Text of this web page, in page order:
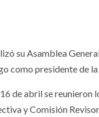
su Asamblea
como presidente de la
de abril se reunieron
y Comisión